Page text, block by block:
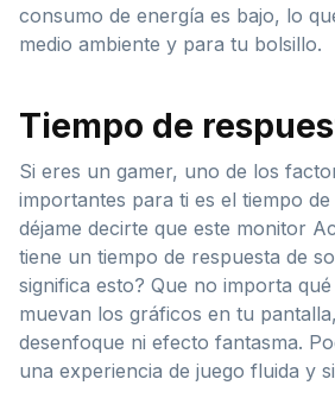
consumo de energía es bajo, lo
medio ambiente y para tu bolsillo.
Tiempo de
Si eres un gamer, uno de los
importantes para ti es el tiempo
déjame decirte que este monitor
tiene un tiempo de respuesta de
significa esto? Que no importa
muevan los gráficos en tu
desenfoque ni efecto fantasma.
una experiencia de juego fluida y